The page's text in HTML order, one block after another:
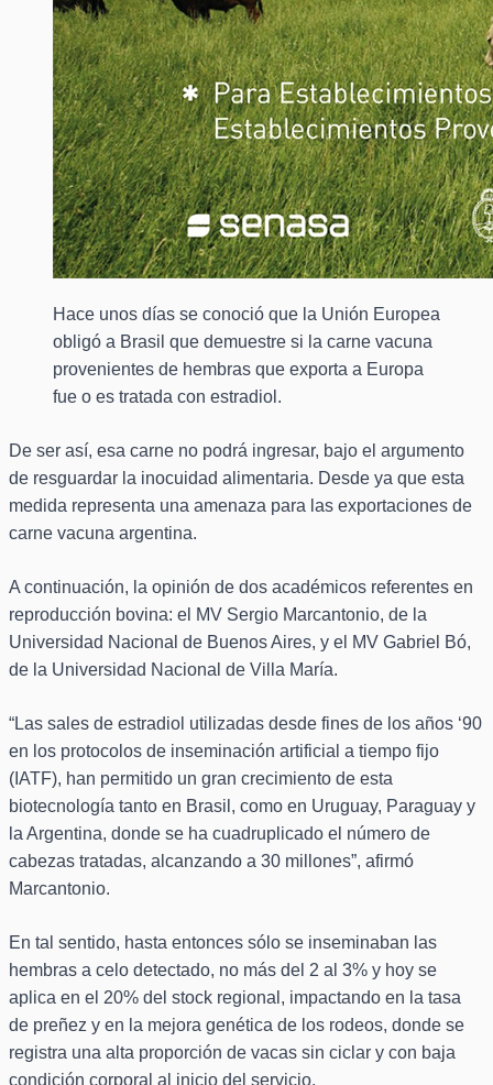
Hace unos días se conoció que la Unión Europea
obligó a Brasil que demuestre si la carne vacuna
provenientes de hembras que exporta a Europa
fue o es tratada con estradiol.
De ser así, esa carne no podrá ingresar, bajo el argumento
de resguardar la inocuidad alimentaria. Desde ya que esta
medida representa una amenaza para las exportaciones de
carne vacuna argentina.
A continuación, la opinión de dos académicos referentes en
reproducción bovina: el MV Sergio Marcantonio, de la
Universidad Nacional de Buenos Aires, y el MV Gabriel Bó,
de la Universidad Nacional de Villa María.
“Las sales de estradiol utilizadas desde fines de los años ‘90
en los protocolos de inseminación artificial a tiempo fijo
(IATF), han permitido un gran crecimiento de esta
biotecnología tanto en Brasil, como en Uruguay, Paraguay y
la Argentina, donde se ha cuadruplicado el número de
cabezas tratadas, alcanzando a 30 millones”, afirmó
Marcantonio.
En tal sentido, hasta entonces sólo se inseminaban las
hembras a celo detectado, no más del 2 al 3% y hoy se
aplica en el 20% del stock regional, impactando en la tasa
de preñez y en la mejora genética de los rodeos, donde se
registra una alta proporción de vacas sin ciclar y con baja
condición corporal al inicio del servicio.